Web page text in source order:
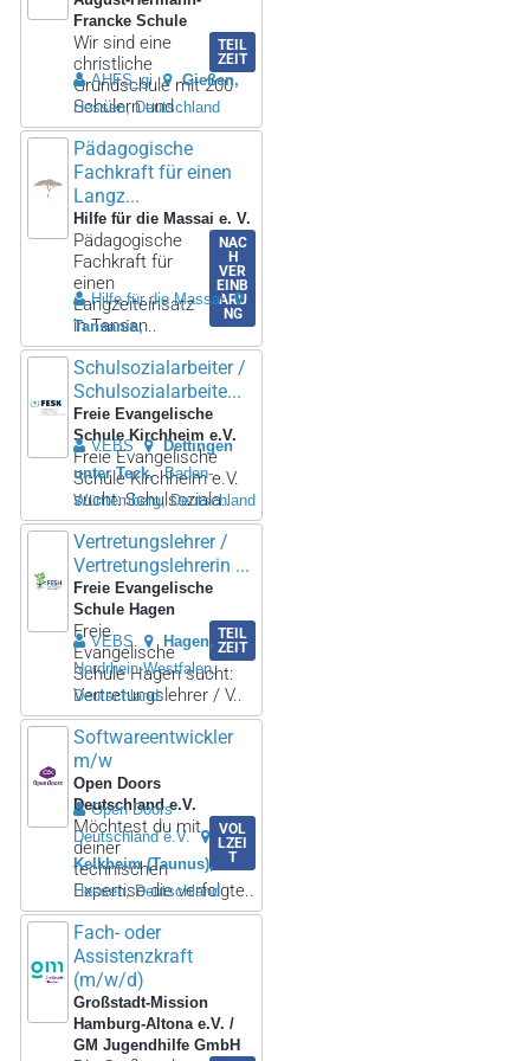
Francke Schule
TEIL
ZEIT
Wir sind eine
christliche
Grundschule mit 200
Schülern und ..
AHFS_gi
Gießen
Hessen, Deutschland
Pädagogische
Fachkraft für einen
Langz...
Hilfe für die Massai e. V.
NAC
H
VER
EINB
ARU
NG
Pädagogische
Fachkraft für
einen
Langzeiteinsatz
in Tansan..
Hilfe für die Massai
Tansania
Schulsozialarbeiter /
Schulsozialarbeite...
Freie Evangelische
Schule Kirchheim e.V.
Freie Evangelische
Schule Kirchheim e.V.
sucht: Schulsoziala..
VEBS
Dettingen
unter Teck
Baden-
Württemberg, Deutschland
Vertretungslehrer /
Vertretungslehrerin ...
Freie Evangelische
Schule Hagen
TEIL
ZEIT
Freie
Evangelische
Schule Hagen sucht:
Vertretungslehrer / V..
VEBS
Hagen
Nordrhein-Westfalen,
Deutschland
Softwareentwickler
m/w
Open Doors
Deutschland e.V.
VOL
LZEI
T
Möchtest du mit
deiner
technischen
Expertise die verfolgte..
Open Doors
Deutschland e.V.
Kelkheim (Taunus)
Hessen, Deutschland
Fach- oder
Assistenzkraft
(m/w/d)
Großstadt-Mission
Hamburg-Altona e.V. /
GM Jugendhilfe GmbH